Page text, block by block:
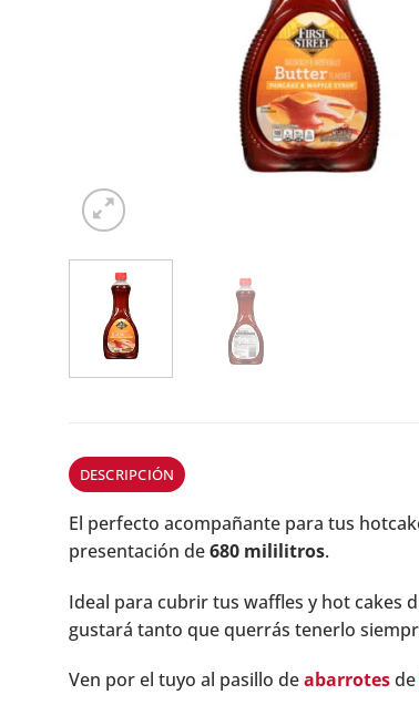
DESCRIPCIÓN
El perfecto acompañante para tus
presentación de680 mililitros.
Ideal para cubrir tus waffles y hot cakes
gustará tanto que querrás tenerlo
Ven por el tuyo al pasillo deabarrotesde